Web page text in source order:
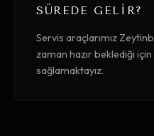
SÜREDE GELIR?
Servis araçlarımız
zaman hazır beklediği
sağlamaktayız.